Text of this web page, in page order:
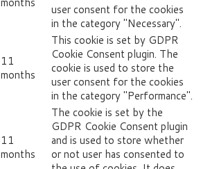
user consent for the cookies
in the category "Necessary".
11
months
This cookie is set by GDPR
Cookie Consent plugin. The
cookie is used to store the
user consent for the cookies
in the category "Performance".
11
months
The cookie is set by the
GDPR Cookie Consent plugin
and is used to store whether
or not user has consented to